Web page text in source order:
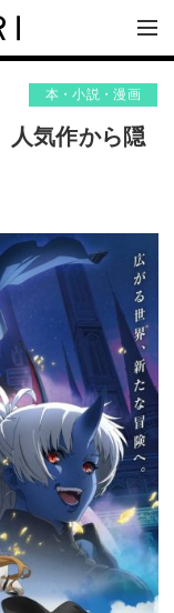
本・小説・漫画
人気作から隠